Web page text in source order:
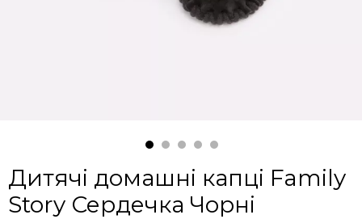
Дитячі домашні капці Family
Story Сердечка Чорні